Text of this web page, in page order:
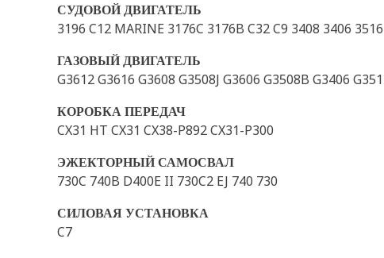
СУДОВОЙ ДВИГАТЕЛЬ
3196 C12 MARINE 3176C 3176B C32 C9 3408 3406
ГАЗОВЫЙ ДВИГАТЕЛЬ
G3612 G3616 G3608 G3508J G3606 G3508B G3406
КОРОБКА ПЕРЕДАЧ
CX31 HT CX31 CX38-P892 CX31-P300
ЭЖЕКТОРНЫЙ САМОСВАЛ
730C 740B D400E II 730C2 EJ 740 730
СИЛОВАЯ УСТАНОВКА
C7